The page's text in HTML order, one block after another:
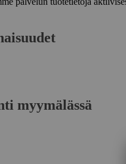
myymälässä